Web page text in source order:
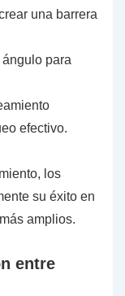
una barrera
para
efectivo.
los
su éxito en
amplios.
entre